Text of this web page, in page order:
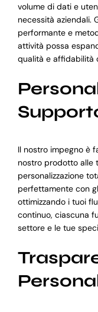
volume di dati e
necessità aziendali.
performante e
attività possa
qualità e affidabilità
Il nostro impegno è
nostro prodotto alle
personalizzazione
perfettamente con
ottimizzando i tuoi
continuo, ciascuna
settore e le tue